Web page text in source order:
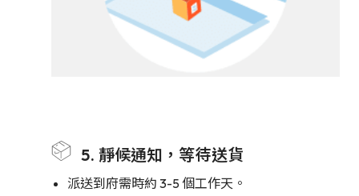
5. 靜候通知，等待送貨
派送到府需時約 3-5 個工作天。